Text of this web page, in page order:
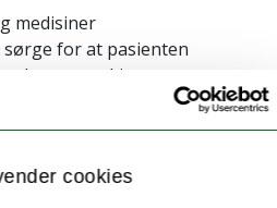
cookies
medisiner
for at pasienten
og anerkjenner
i en sårbar
over pasientens vitale